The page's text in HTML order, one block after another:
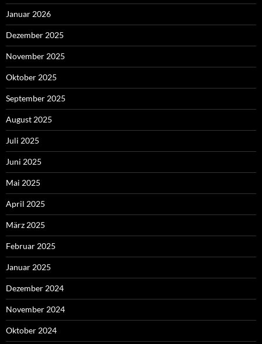
Januar 2026
Dezember 2025
November 2025
Oktober 2025
September 2025
August 2025
Juli 2025
Juni 2025
Mai 2025
April 2025
März 2025
Februar 2025
Januar 2025
Dezember 2024
November 2024
Oktober 2024